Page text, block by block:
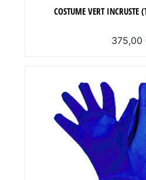
COSTUME VERT INCRUSTE
375,00